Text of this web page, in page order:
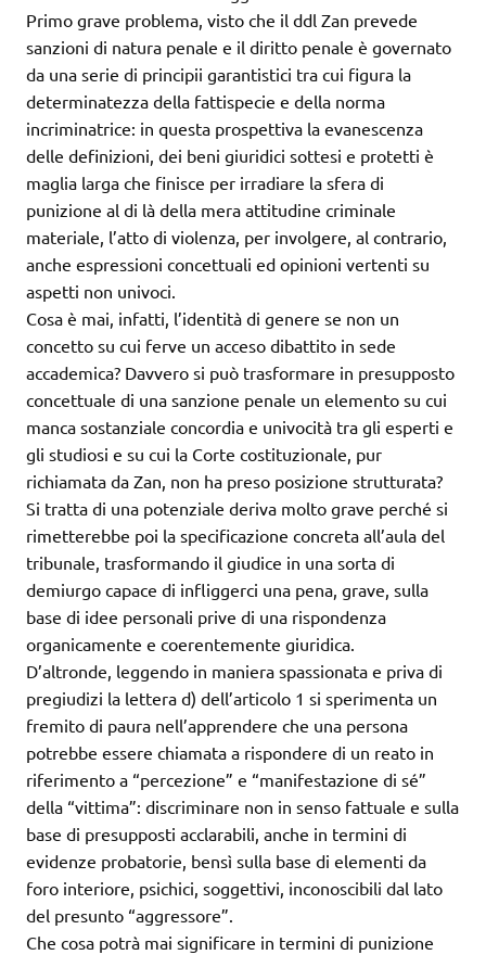
Primo grave problema, visto che il ddl Zan prevede
sanzioni di natura penale e il diritto penale è governato
da una serie di principii garantistici tra cui figura la
determinatezza della fattispecie e della norma
incriminatrice: in questa prospettiva la evanescenza
delle definizioni, dei beni giuridici sottesi e protetti è
maglia larga che finisce per irradiare la sfera di
punizione al di là della mera attitudine criminale
materiale, l’atto di violenza, per involgere, al contrario,
anche espressioni concettuali ed opinioni vertenti su
aspetti non univoci.
Cosa è mai, infatti, l’identità di genere se non un
concetto su cui ferve un acceso dibattito in sede
accademica? Davvero si può trasformare in presupposto
concettuale di una sanzione penale un elemento su cui
manca sostanziale concordia e univocità tra gli esperti e
gli studiosi e su cui la Corte costituzionale, pur
richiamata da Zan, non ha preso posizione strutturata?
Si tratta di una potenziale deriva molto grave perché si
rimetterebbe poi la specificazione concreta all’aula del
tribunale, trasformando il giudice in una sorta di
demiurgo capace di infliggerci una pena, grave, sulla
base di idee personali prive di una rispondenza
organicamente e coerentemente giuridica.
D’altronde, leggendo in maniera spassionata e priva di
pregiudizi la lettera d) dell’articolo 1 si sperimenta un
fremito di paura nell’apprendere che una persona
potrebbe essere chiamata a rispondere di un reato in
riferimento a “percezione” e “manifestazione di sé”
della “vittima”: discriminare non in senso fattuale e sulla
base di presupposti acclarabili, anche in termini di
evidenze probatorie, bensì sulla base di elementi da
foro interiore, psichici, soggettivi, inconoscibili dal lato
del presunto “aggressore”.
Che cosa potrà mai significare in termini di punizione